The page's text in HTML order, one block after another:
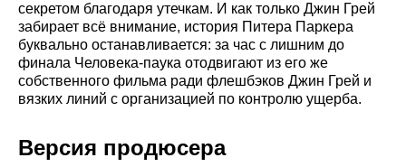
секретом благодаря утечкам. И как только Джин Грей
забирает всё внимание, история Питера Паркера
буквально останавливается: за час с лишним до
финала Человека-паука отодвигают из его же
собственного фильма ради флешбэков Джин Грей и
вязких линий с организацией по контролю ущерба.
Версия продюсера